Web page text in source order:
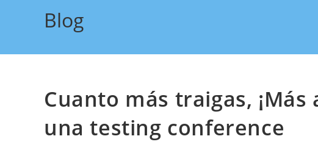
Blog
Cuanto más traigas,
una testing conference